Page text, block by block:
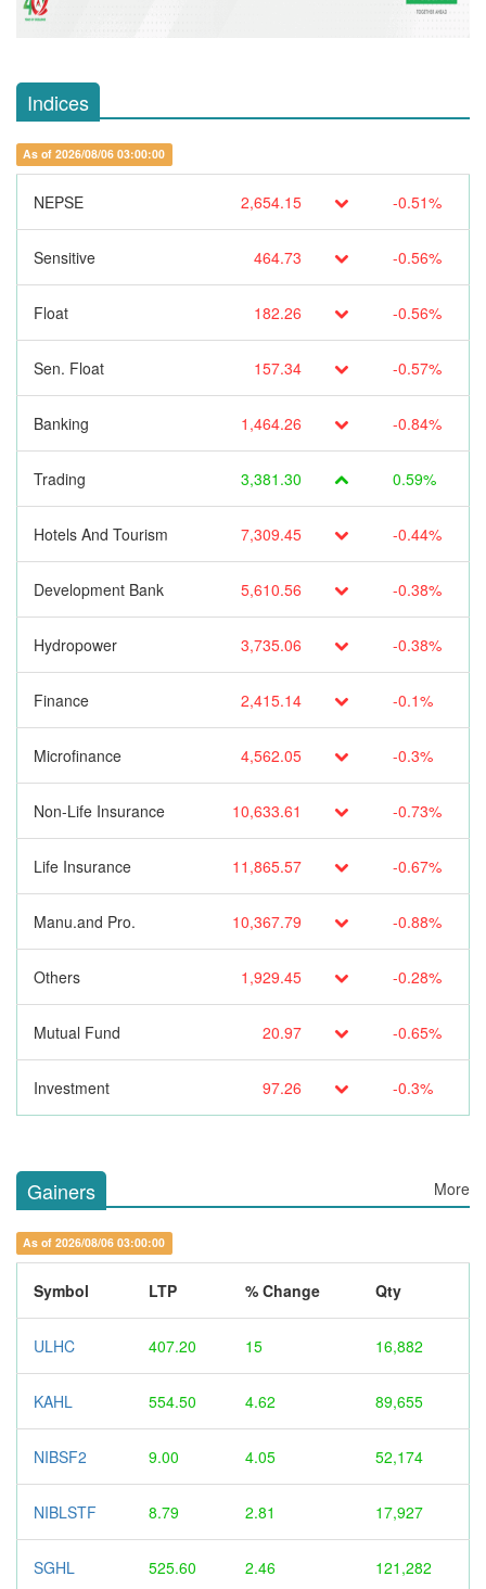
Indices
As of 2026/08/06 03:00:00
NEPSE 2,654.15 -0.51%
Sensitive 464.73 -0.56%
Float 182.26 -0.56%
Sen. Float 157.34 -0.57%
Banking 1,464.26 -0.84%
Trading 3,381.30 0.59%
Hotels And Tourism 7,309.45 -0.44%
Development Bank 5,610.56 -0.38%
Hydropower 3,735.06 -0.38%
Finance 2,415.14 -0.1%
Microfinance 4,562.05 -0.3%
Non-Life Insurance 10,633.61 -0.73%
Life Insurance 11,865.57 -0.67%
Manu.and Pro. 10,367.79 -0.88%
Others 1,929.45 -0.28%
Mutual Fund 20.97 -0.65%
Investment 97.26 -0.3%
Gainers More
As of 2026/08/06 03:00:00
Symbol LTP % Change Qty
ULHC 407.20 15 16,882
KAHL 554.50 4.62 89,655
NIBSF2 9.00 4.05 52,174
NIBLSTF 8.79 2.81 17,927
SGHL 525.60 2.46 121,282